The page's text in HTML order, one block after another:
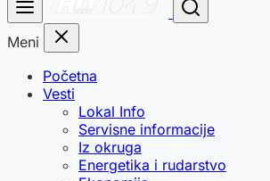
Meni
Početna
Vesti
Lokal Info
Servisne informacije
Iz okruga
Energetika i rudarstvo